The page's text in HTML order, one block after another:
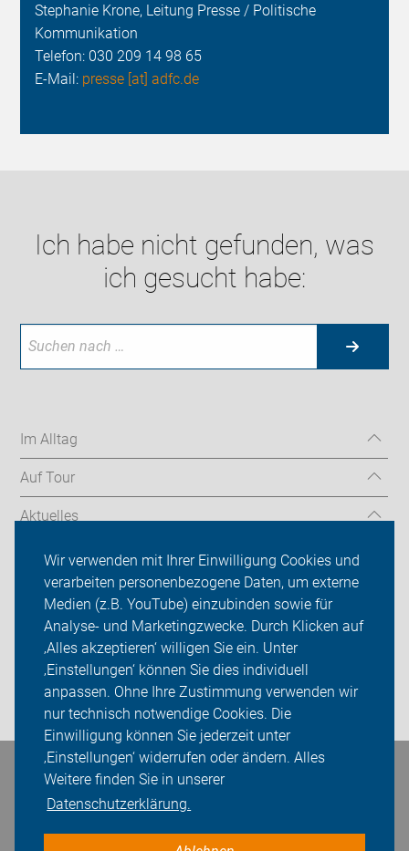
Wir verwenden mit Ihrer Einwilligung Cookies und
verarbeiten personenbezogene Daten, um externe
Medien (z.B. YouTube) einzubinden sowie für
Analyse- und Marketingzwecke. Durch Klicken auf
‚Alles akzeptieren‘ willigen Sie ein. Unter
‚Einstellungen‘ können Sie dies individuell
anpassen. Ohne Ihre Zustimmung verwenden wir
nur technisch notwendige Cookies. Die
Einwilligung können Sie jederzeit unter
‚Einstellungen‘ widerrufen oder ändern. Alles
Weitere finden Sie in unserer
Datenschutzerklärung.
Stephanie Krone, Leitung Presse / Politische
Kommunikation
Telefon: 030 209 14 98 65
E-Mail: presse [at] adfc.de
Ich habe nicht gefunden, was
ich gesucht habe:
Im Alltag
Auf Tour
Aktuelles
Über uns
Mitgliedschaft
Fachwissen
Presse
Login
Bleiben Sie in Kontakt